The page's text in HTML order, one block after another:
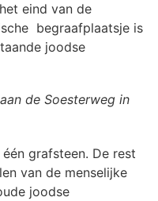
eind van de
begraafplaatsje is
joodse
de Soesterweg in
grafsteen. De rest
van de menselijke
joodse